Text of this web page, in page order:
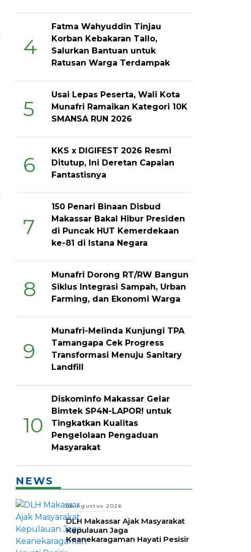
4
Fatma Wahyuddin Tinjau
Korban Kebakaran Tallo,
Salurkan Bantuan untuk
Ratusan Warga Terdampak
5
Usai Lepas Peserta, Wali Kota
Munafri Ramaikan Kategori 10K
SMANSA RUN 2026
6
KKS x DIGIFEST 2026 Resmi
Ditutup, Ini Deretan Capaian
Fantastisnya
7
150 Penari Binaan Disbud
Makassar Bakal Hibur Presiden
di Puncak HUT Kemerdekaan
ke-81 di Istana Negara
8
Munafri Dorong RT/RW Bangun
Siklus Integrasi Sampah, Urban
Farming, dan Ekonomi Warga
9
Munafri-Melinda Kunjungi TPA
Tamangapa Cek Progress
Transformasi Menuju Sanitary
Landfill
10
Diskominfo Makassar Gelar
Bimtek SP4N-LAPOR! untuk
Tingkatkan Kualitas
Pengelolaan Pengaduan
Masyarakat
NEWS
06 Agustus 2026
DLH Makassar Ajak Masyarakat
Kepulauan Jaga
Keanekaragaman Hayati Pesisir